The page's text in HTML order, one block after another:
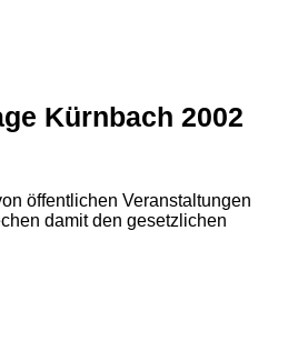
Kürnbach 2002
öffentlichen Veranstaltungen
damit den gesetzlichen